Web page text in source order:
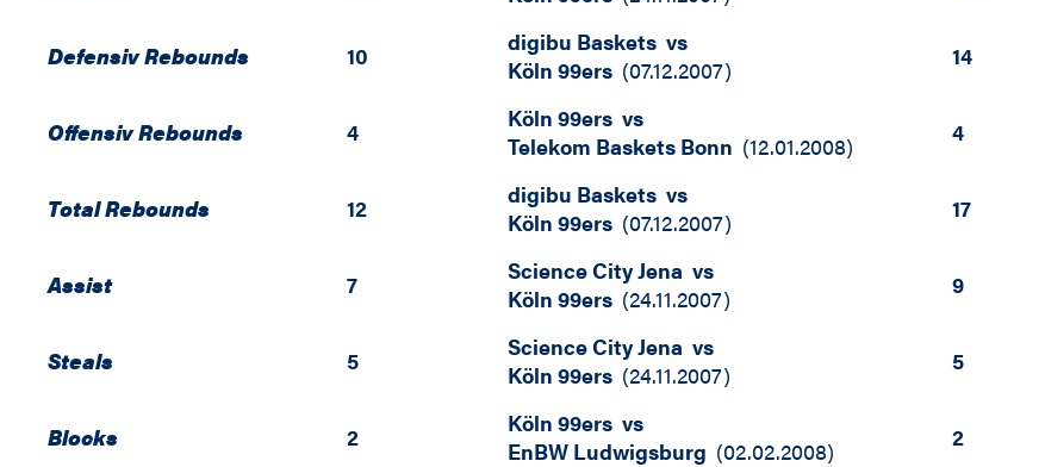
Defensiv Rebounds 10 digibu Baskets vs
Köln 99ers (07.12.2007) 14
Offensiv Rebounds 4 Köln 99ers vs
Telekom Baskets Bonn (12.01.2008) 4
Total Rebounds 12 digibu Baskets vs
Köln 99ers (07.12.2007) 17
Assist 7 Science City Jena vs
Köln 99ers (24.11.2007) 9
Steals 5 Science City Jena vs
Köln 99ers (24.11.2007) 5
Blocks 2 Köln 99ers vs
EnBW Ludwigsburg (02.02.2008) 2